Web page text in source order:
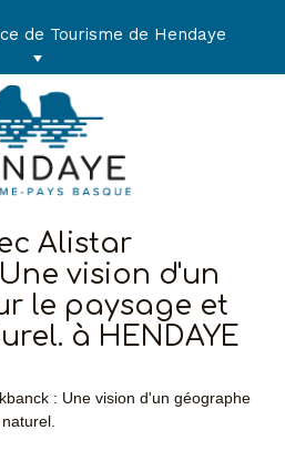
de Tourisme de Hendaye
Alistar
vision d'un
le paysage et
à HENDAYE
: Une vision d'un géographe